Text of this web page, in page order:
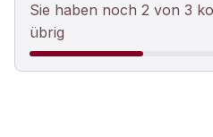
Sie haben noch 2 von 3
übrig